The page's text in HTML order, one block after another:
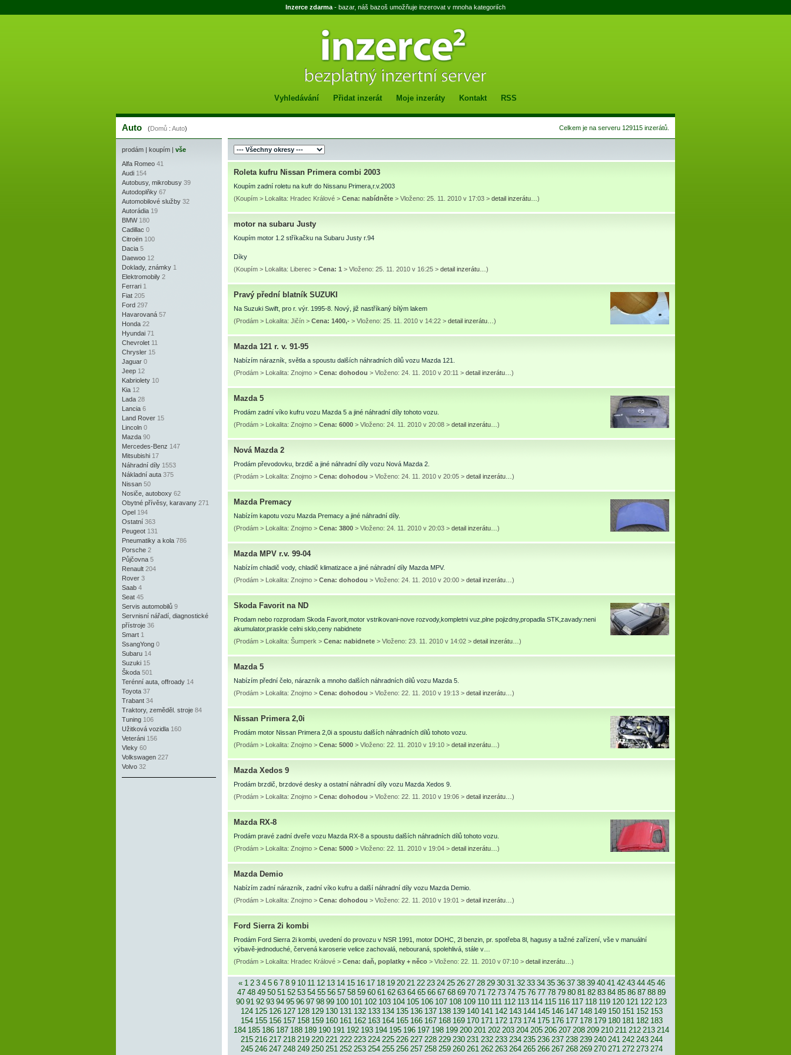
Inzerce zdarma - bazar, náš bazoš umožňuje inzerovat v mnoha kategoriích
Vyhledávání Přidat inzerát Moje inzeráty Kontakt RSS
Celkem je na serveru 129115 inzerátů.
Auto (Domů : Auto)
prodám | koupím | vše
Alfa Romeo 41
Audi 154
Autobusy, mikrobusy 39
Autodoplňky 67
Automobilové služby 32
Autorádia 19
BMW 180
Cadillac 0
Citroën 100
Dacia 5
Daewoo 12
Doklady, známky 1
Elektromobily 2
Ferrari 1
Fiat 205
Ford 297
Havarovaná 57
Honda 22
Hyundai 71
Chevrolet 11
Chrysler 15
Jaguar 0
Jeep 12
Kabriolety 10
Kia 12
Lada 28
Lancia 6
Land Rover 15
Lincoln 0
Mazda 90
Mercedes-Benz 147
Mitsubishi 17
Náhradní díly 1553
Nákladní auta 375
Nissan 50
Nosiče, autoboxy 62
Obytné přívěsy, karavany 271
Opel 194
Ostatní 363
Peugeot 131
Pneumatiky a kola 786
Porsche 2
Půjčovna 5
Renault 204
Rover 3
Saab 4
Seat 45
Servis automobilů 9
Servnisní nářadí, diagnostické
přístroje 36
Smart 1
SsangYong 0
Subaru 14
Suzuki 15
Škoda 501
Terénní auta, offroady 14
Toyota 37
Trabant 34
Traktory, zeměděl. stroje 84
Tuning 106
Užitková vozidla 160
Veteráni 156
Vleky 60
Volkswagen 227
Volvo 32
Roleta kufru Nissan Primera combi 2003
Koupím zadní roletu na kufr do Nissanu Primera,r.v.2003
(Koupím > Lokalita: Hradec Králové > Cena: nabídněte > Vloženo: 25. 11. 2010 v 17:03 > detail inzerátu… )
motor na subaru Justy
Koupím motor 1.2 stříkačku na Subaru Justy r.94
Díky
(Koupím > Lokalita: Liberec > Cena: 1 > Vloženo: 25. 11. 2010 v 16:25 > detail inzerátu… )
Pravý přední blatník SUZUKI
Na Suzuki Swift, pro r. výr. 1995-8. Nový, již nastříkaný bílým lakem
(Prodám > Lokalita: Jičín > Cena: 1400,- > Vloženo: 25. 11. 2010 v 14:22 > detail inzerátu… )
Mazda 121 r. v. 91-95
Nabízím nárazník, světla a spoustu dalších náhradních dílů vozu Mazda 121.
(Prodám > Lokalita: Znojmo > Cena: dohodou > Vloženo: 24. 11. 2010 v 20:11 > detail inzerátu… )
Mazda 5
Prodám zadní víko kufru vozu Mazda 5 a jiné náhradní díly tohoto vozu.
(Prodám > Lokalita: Znojmo > Cena: 6000 > Vloženo: 24. 11. 2010 v 20:08 > detail inzerátu… )
Nová Mazda 2
Prodám převodovku, brzdič a jiné náhradní díly vozu Nová Mazda 2.
(Prodám > Lokalita: Znojmo > Cena: dohodou > Vloženo: 24. 11. 2010 v 20:05 > detail inzerátu… )
Mazda Premacy
Nabízím kapotu vozu Mazda Premacy a jiné náhradní díly.
(Prodám > Lokalita: Znojmo > Cena: 3800 > Vloženo: 24. 11. 2010 v 20:03 > detail inzerátu… )
Mazda MPV r.v. 99-04
Nabízím chladič vody, chladič klimatizace a jiné náhradní díly Mazda MPV.
(Prodám > Lokalita: Znojmo > Cena: dohodou > Vloženo: 24. 11. 2010 v 20:00 > detail inzerátu… )
Skoda Favorit na ND
Prodam nebo rozprodam Skoda Favorit,motor vstrikovani-nove rozvody,kompletni vuz,plne pojizdny,propadla STK,zavady:neni
akumulator,praskle celni sklo,ceny nabidnete
(Prodám > Lokalita: Šumperk > Cena: nabidnete > Vloženo: 23. 11. 2010 v 14:02 > detail inzerátu… )
Mazda 5
Nabízím přední čelo, nárazník a mnoho dalších náhradních dílů vozu Mazda 5.
(Prodám > Lokalita: Znojmo > Cena: dohodou > Vloženo: 22. 11. 2010 v 19:13 > detail inzerátu… )
Nissan Primera 2,0i
Prodám motor Nissan Primera 2,0i a spoustu dalších náhradních dílů tohoto vozu.
(Prodám > Lokalita: Znojmo > Cena: 5000 > Vloženo: 22. 11. 2010 v 19:10 > detail inzerátu… )
Mazda Xedos 9
Prodám brzdič, brzdové desky a ostatní náhradní díly vozu Mazda Xedos 9.
(Prodám > Lokalita: Znojmo > Cena: dohodou > Vloženo: 22. 11. 2010 v 19:06 > detail inzerátu… )
Mazda RX-8
Prodám pravé zadní dveře vozu Mazda RX-8 a spoustu dalších náhradních dílů tohoto vozu.
(Prodám > Lokalita: Znojmo > Cena: 5000 > Vloženo: 22. 11. 2010 v 19:04 > detail inzerátu… )
Mazda Demio
Nabízím zadní nárazník, zadní víko kufru a další náhradní díly vozu Mazda Demio.
(Prodám > Lokalita: Znojmo > Cena: dohodou > Vloženo: 22. 11. 2010 v 19:01 > detail inzerátu… )
Ford Sierra 2i kombi
Prodám Ford Sierra 2i kombi, uvedení do provozu v NSR 1991, motor DOHC, 2l benzin, pr. spotřeba 8l, hagusy a tažné zařízení, vše v manuální
výbavě-jednoduché, červená karoserie velice zachovalá, nebouraná, spolehlivá, stále v…
(Prodám > Lokalita: Hradec Králové > Cena: daň, poplatky + něco > Vloženo: 22. 11. 2010 v 07:10 > detail inzerátu… )
« 1 2 3 4 5 6 7 8 9 10 11 12 13 14 15 16 17 18 19 20 21 22 23 24 25 26 27 28 29 30 31 32 33 34 35 36 37 38 39 40 41 42 43 44 45 46
47 48 49 50 51 52 53 54 55 56 57 58 59 60 61 62 63 64 65 66 67 68 69 70 71 72 73 74 75 76 77 78 79 80 81 82 83 84 85 86 87 88 89
90 91 92 93 94 95 96 97 98 99 100 101 102 103 104 105 106 107 108 109 110 111 112 113 114 115 116 117 118 119 120 121 122 123
124 125 126 127 128 129 130 131 132 133 134 135 136 137 138 139 140 141 142 143 144 145 146 147 148 149 150 151 152 153
154 155 156 157 158 159 160 161 162 163 164 165 166 167 168 169 170 171 172 173 174 175 176 177 178 179 180 181 182 183
184 185 186 187 188 189 190 191 192 193 194 195 196 197 198 199 200 201 202 203 204 205 206 207 208 209 210 211 212 213 214
215 216 217 218 219 220 221 222 223 224 225 226 227 228 229 230 231 232 233 234 235 236 237 238 239 240 241 242 243 244
245 246 247 248 249 250 251 252 253 254 255 256 257 258 259 260 261 262 263 264 265 266 267 268 269 270 271 272 273 274